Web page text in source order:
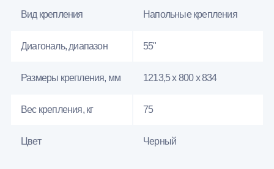
Вид крепления Напольные крепления
Диагональ, диапазон 55"
Размеры крепления, мм 1213,5 х 800 х 834
Вес крепления, кг 75
Цвет Черный